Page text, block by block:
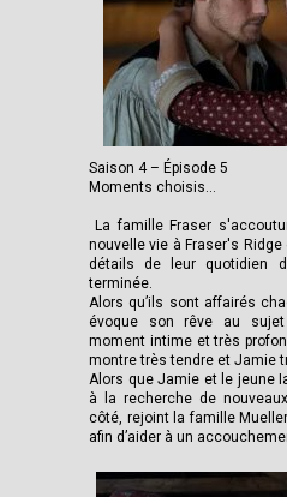
Saison 4 – Épisode 5
Moments choisis...
La famille Fraser
nouvelle vie à Fraser's
détails de leur quotidien
terminée.
Alors qu’ils sont affairés
évoque son rêve au
moment intime et très
montre très tendre et Jamie
Alors que Jamie et le jeune
à la recherche de
côté, rejoint la famille
afin d’aider à un